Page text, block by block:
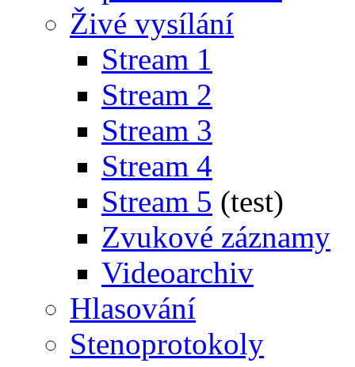
Živé vysílání
Stream 1
Stream 2
Stream 3
Stream 4
Stream 5 (test)
Zvukové záznamy
Videoarchiv
Hlasování
Stenoprotokoly